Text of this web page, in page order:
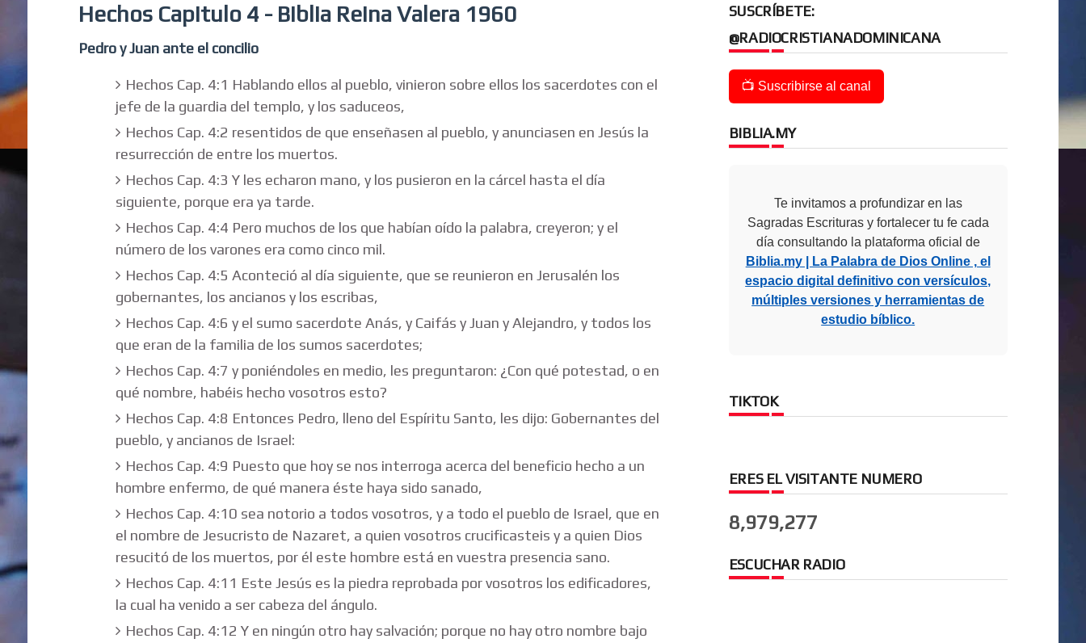
Hechos Capitulo 4 - Biblia Reina Valera 1960
Pedro y Juan ante el concilio
Hechos Cap. 4:1 Hablando ellos al pueblo, vinieron sobre ellos los sacerdotes con el
jefe de la guardia del templo, y los saduceos,
Hechos Cap. 4:2 resentidos de que enseñasen al pueblo, y anunciasen en Jesús la
resurrección de entre los muertos.
Hechos Cap. 4:3 Y les echaron mano, y los pusieron en la cárcel hasta el día
siguiente, porque era ya tarde.
Hechos Cap. 4:4 Pero muchos de los que habían oído la palabra, creyeron; y el
número de los varones era como cinco mil.
Hechos Cap. 4:5 Aconteció al día siguiente, que se reunieron en Jerusalén los
gobernantes, los ancianos y los escribas,
Hechos Cap. 4:6 y el sumo sacerdote Anás, y Caifás y Juan y Alejandro, y todos los
que eran de la familia de los sumos sacerdotes;
Hechos Cap. 4:7 y poniéndoles en medio, les preguntaron: ¿Con qué potestad, o en
qué nombre, habéis hecho vosotros esto?
Hechos Cap. 4:8 Entonces Pedro, lleno del Espíritu Santo, les dijo: Gobernantes del
pueblo, y ancianos de Israel:
Hechos Cap. 4:9 Puesto que hoy se nos interroga acerca del beneficio hecho a un
hombre enfermo, de qué manera éste haya sido sanado,
Hechos Cap. 4:10 sea notorio a todos vosotros, y a todo el pueblo de Israel, que en
el nombre de Jesucristo de Nazaret, a quien vosotros crucificasteis y a quien Dios
resucitó de los muertos, por él este hombre está en vuestra presencia sano.
Hechos Cap. 4:11 Este Jesús es la piedra reprobada por vosotros los edificadores,
la cual ha venido a ser cabeza del ángulo.
Hechos Cap. 4:12 Y en ningún otro hay salvación; porque no hay otro nombre bajo
SUSCRÍBETE:
@RADIOCRISTIANADOMINICANA
📺 Suscribirse al canal
BIBLIA.MY
Te invitamos a profundizar en las
Sagradas Escrituras y fortalecer tu fe cada
día consultando la plataforma oficial de
Biblia.my | La Palabra de Dios Online , el
espacio digital definitivo con versículos,
múltiples versiones y herramientas de
estudio bíblico.
TIKTOK
ERES EL VISITANTE NUMERO
8,979,277
ESCUCHAR RADIO